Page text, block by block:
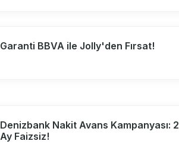
Garanti BBVA ile Jolly'den Fırsat!
Denizbank Nakit Avans Kampanyası: 2
Ay Faizsiz!